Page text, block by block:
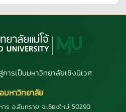
ารเป็นมหาวิทยาลัยเชิงนิเวศ
มหาวิทยาลัย
ร อ.สันทราย จ.เชียงใหม่ 50290